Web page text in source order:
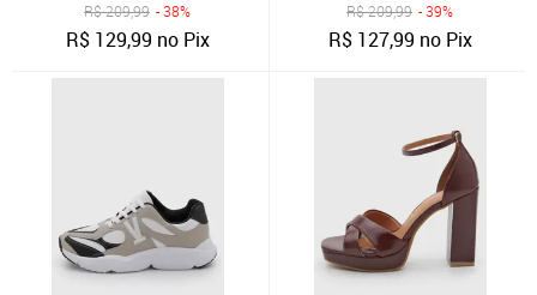
R$209,99 - 38%
R$ 129,99 no Pix
R$209,99 - 39%
R$ 127,99 no Pix